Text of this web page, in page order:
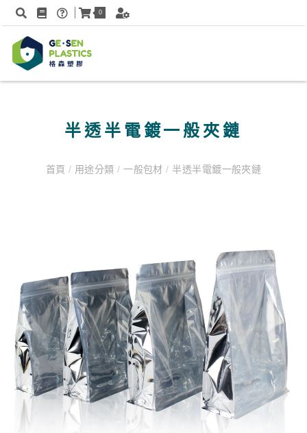
0
半透半電鍍一般夾鏈
首頁/ 用途分類/ 一般包材/ 半透半電鍍一般夾鏈